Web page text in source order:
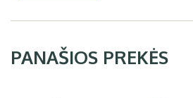
PANAŠIOS PREKĖS